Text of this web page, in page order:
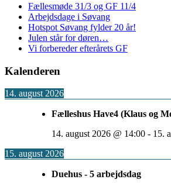
Fællesmøde 31/3 og GF 11/4
Arbejdsdage i Søvang
Hotspot Søvang fylder 20 år!
Julen står for døren…
Vi forbereder efterårets GF
Kalenderen
14. august 2026
Fælleshus Have4 (Klaus og
14. august 2026 @ 14:00 - 15.
15. august 2026
Duehus - 5 arbejdsdag